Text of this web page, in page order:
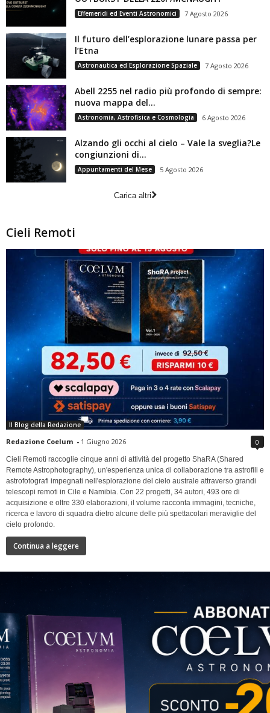
Effemeridi ed Eventi Astronomici 7 Agosto 2026
Il futuro dell’esplorazione lunare passa per
l’Etna
Astronautica ed Esplorazione Spaziale 7 Agosto 2026
Abell 2255 nel radio più profondo di sempre:
nuova mappa del...
Astronomia, Astrofisica e Cosmologia 6 Agosto 2026
Alzando gli occhi al cielo – Vale la sveglia?Le
congiunzioni di...
Appuntamenti del Mese 5 Agosto 2026
Carica altri
Cieli Remoti
Il Blog della Redazione
Redazione Coelum - 1 Giugno 2026 0
Cieli Remoti raccoglie cinque anni di attività del progetto ShaRA (Shared
Remote Astrophotography), un'esperienza unica di collaborazione tra astrofili e
astrofotografi impegnati nell'esplorazione del cielo australe attraverso grandi
telescopi remoti in Cile e Namibia. Con 22 progetti, 34 autori, 493 ore di
acquisizione e oltre 330 elaborazioni, il volume racconta immagini, tecniche,
ricerca e lavoro di squadra dietro alcune delle più spettacolari meraviglie del
cielo profondo.
Continua a leggere